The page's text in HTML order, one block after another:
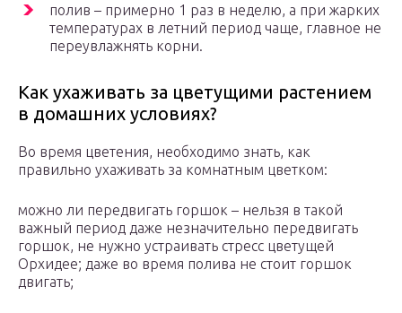
полив – примерно 1 раз в неделю, а при жарких
температурах в летний период чаще, главное не
переувлажнять корни.
Как ухаживать за цветущими растением
в домашних условиях?
Во время цветения, необходимо знать, как
правильно ухаживать за комнатным цветком:
можно ли передвигать горшок – нельзя в такой
важный период даже незначительно передвигать
горшок, не нужно устраивать стресс цветущей
Орхидее; даже во время полива не стоит горшок
двигать;